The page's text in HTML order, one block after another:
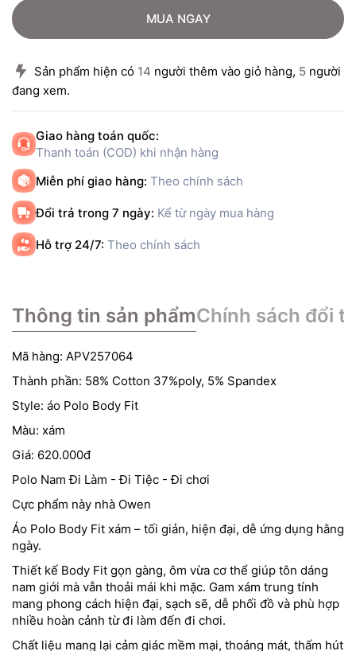
MUA NGAY
Sản phẩm hiện có 14 người thêm vào giỏ hàng, 5 người
đang xem.
Giao hàng toán quốc:
Thanh toán (COD) khi nhận hàng
Miễn phí giao hàng: Theo chính sách
Đổi trả trong 7 ngày: Kể từ ngày mua hàng
Hỗ trợ 24/7: Theo chính sách
Thông tin sản phẩmChính sách đổi
Mã hàng: APV257064
Thành phần: 58% Cotton 37%poly, 5% Spandex
Style: áo Polo Body Fit
Màu: xám
Giá: 620.000đ
Polo Nam Đi Làm - Đi Tiệc - Đi chơi
Cực phẩm này nhà Owen
Áo Polo Body Fit xám – tối giản, hiện đại, dễ ứng dụng hằng
ngày.
Thiết kế Body Fit gọn gàng, ôm vừa cơ thể giúp tôn dáng
nam giới mà vẫn thoải mái khi mặc. Gam xám trung tính
mang phong cách hiện đại, sạch sẽ, dễ phối đồ và phù hợp
nhiều hoàn cảnh từ đi làm đến đi chơi.
Chất liệu mang lại cảm giác mềm mại, thoáng mát, thấm hút